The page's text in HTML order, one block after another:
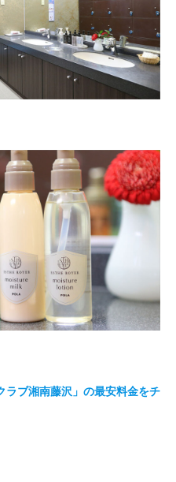
ラブ湘南藤沢」の最安料金をチ